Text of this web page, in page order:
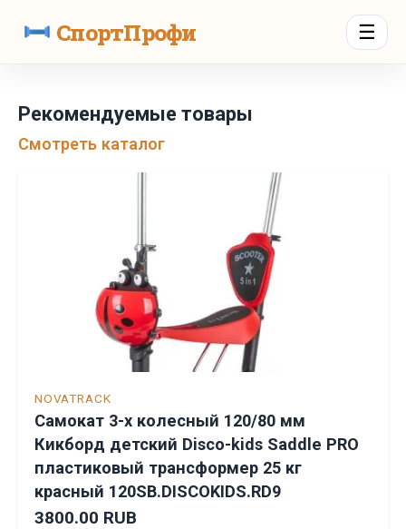
СпортПрофи ☰
Рекомендуемые товары
Смотреть каталог
NOVATRACK
Самокат 3-х колесный 120/80 мм
Кикборд детский Disco-kids Saddle PRO
пластиковый трансформер 25 кг
красный 120SB.DISCOKIDS.RD9
3800.00 RUB